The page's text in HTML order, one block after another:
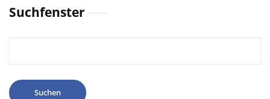
Suchfenster